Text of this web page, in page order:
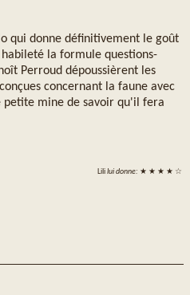
qui donne définitivement le goût
la formule questions-
Perroud dépoussièrent les
concernant la faune avec
petite mine de savoir qu'il fera
Lililui donne: ★ ★ ★ ★ ☆